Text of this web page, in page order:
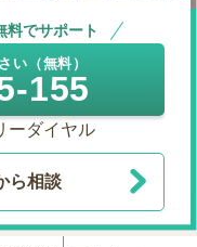
料でサポート
い（無料）
155
ーダイヤル
ら相談